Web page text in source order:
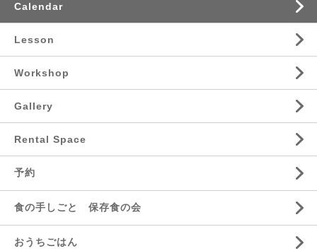
Calendar
Lesson
Workshop
Gallery
Rental Space
予約
食の手しごと 保存食の会
おうちごはん